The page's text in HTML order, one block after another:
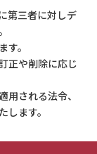
第三者に対しデ
。
正や削除に応じ
される法令、
ます。